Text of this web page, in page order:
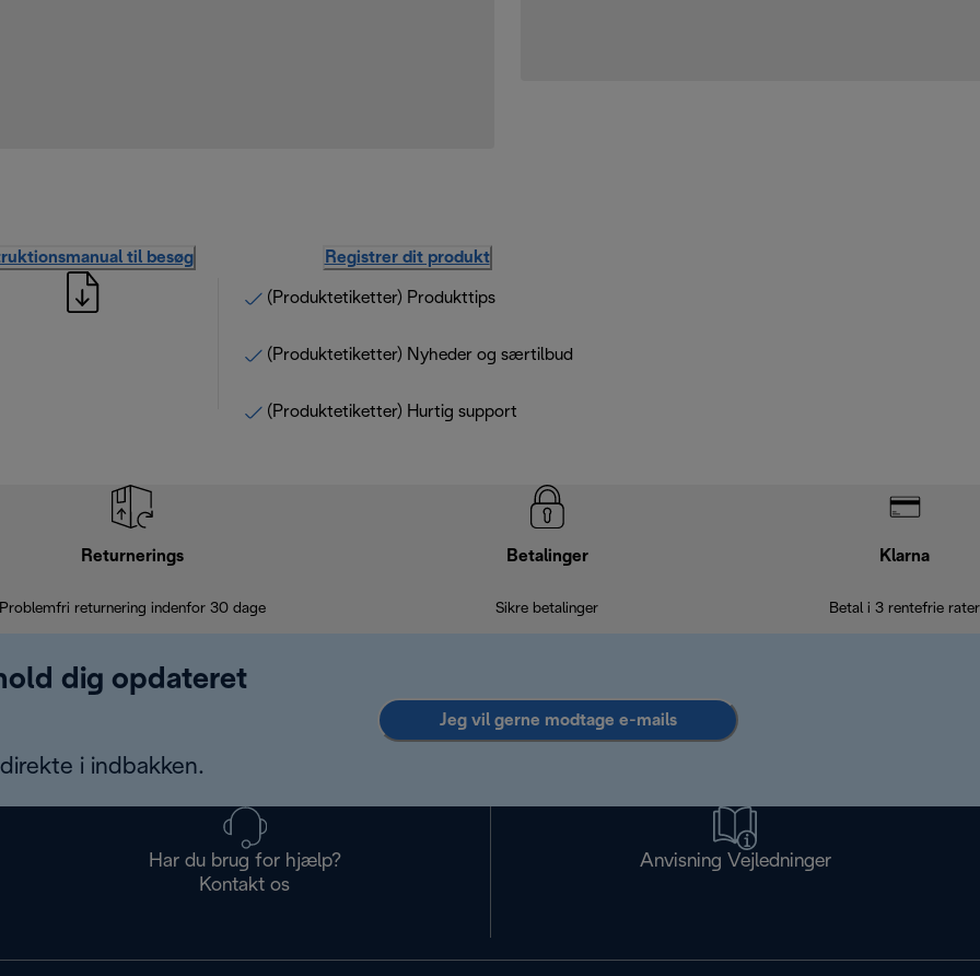
til besøg Registrer dit produkt
(Produktetiketter) Produkttips
(Produktetiketter) Nyheder og særtilbud
(Produktetiketter) Hurtig support
Returnerings
returnering indenfor 30 dage
Betalinger
Sikre betalinger
Klarna
Betal i 3 rentefrie rater
dig opdateret
i indbakken.
Jeg vil gerne modtage e-mails
Har du brug for hjælp?
Kontakt os
Anvisning Vejledninger